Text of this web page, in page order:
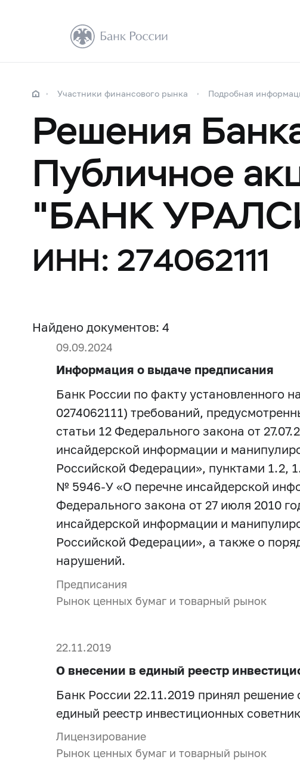
Участники финансового рынка Подробная
Решения
Публичное
"БАНК
ИНН: 274062111
Найдено документов: 4
09.09.2024
Информация о выдаче предписания
Банк России по факту
0274062111) требований,
статьи 12 Федерального закона от
инсайдерской информации и
Российской Федерации», пунктами 1.2,
№ 5946-У «О перечне инсайдерской
Федерального закона от 27 июля 2010
инсайдерской информации и
Российской Федерации», а также о
нарушений.
Предписания
Рынок ценных бумаг и товарный рынок
22.11.2019
О внесении в единый реестр
Банк России 22.11.2019 принял
единый реестр инвестиционных
Лицензирование
Рынок ценных бумаг и товарный рынок